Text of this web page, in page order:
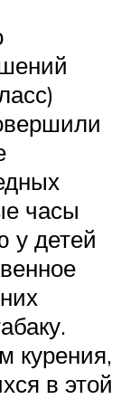
часы
у детей
курения,
в этой